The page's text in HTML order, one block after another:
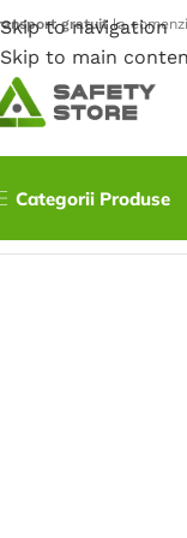
Skip to navigation
Skip to main
gratuitla
Categorii Produse